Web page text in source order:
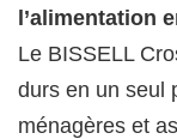
l’alimentation
Le BISSELL
durs en un seul
ménagères et